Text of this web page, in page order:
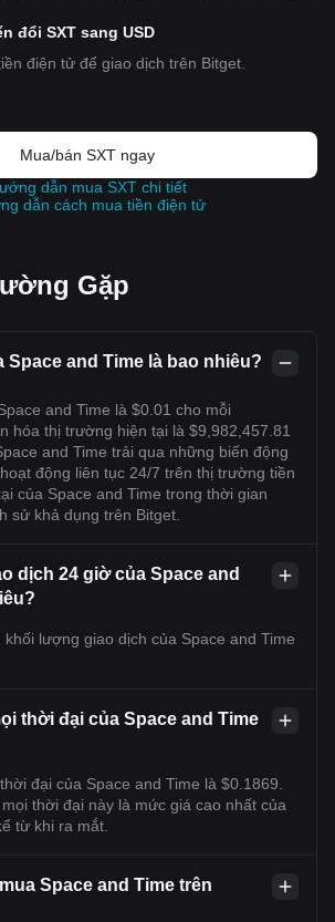
đổi SXT sang USD
điện tử để giao dịch trên Bitget.
Mua/bán SXT ngay
dẫn mua SXT chi tiết
dẫn cách mua tiền điện tử
Gặp
Space and Time là bao nhiêu?
and Time là $0.01 cho mỗi
hóa thị trường hiện tại là $9,982,457.81
and Time trải qua những biến động
động liên tục 24/7 trên thị trường tiền
của Space and Time trong thời gian
sử khả dụng trên Bitget.
dịch 24 giờ của Space and
lượng giao dịch của Space and Time
thời đại của Space and Time
đại của Space and Time là $0.1869.
thời đại này là mức giá cao nhất của
từ khi ra mắt.
Space and Time trên